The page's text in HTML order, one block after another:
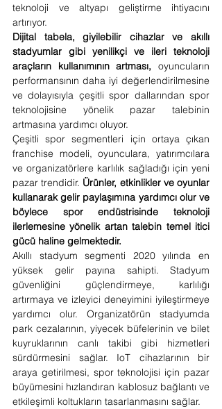
teknoloji ve altyapı geliştirme ihtiyacını
artırıyor.
Dijital tabela, giyilebilir cihazlar ve akıllı
stadyumlar gibi yenilikçi ve ileri teknoloji
araçların kullanımının artması, oyuncuların
performansının daha iyi değerlendirilmesine
ve dolayısıyla çeşitli spor dallarından spor
teknolojisine yönelik pazar talebinin
artmasına yardımcı oluyor.
Çeşitli spor segmentleri için ortaya çıkan
franchise modeli, oyunculara, yatırımcılara
ve organizatörlere karlılık sağladığı için yeni
pazar trendidir. Ürünler, etkinlikler ve oyunlar
kullanarak gelir paylaşımına yardımcı olur ve
böylece spor endüstrisinde teknoloji
ilerlemesine yönelik artan talebin temel itici
gücü haline gelmektedir.
Akıllı stadyum segmenti 2020 yılında en
yüksek gelir payına sahipti. Stadyum
güvenliğini güçlendirmeye, karlılığı
artırmaya ve izleyici deneyimini iyileştirmeye
yardımcı olur. Organizatörün stadyumda
park cezalarının, yiyecek büfelerinin ve bilet
kuyruklarının canlı takibi gibi hizmetleri
sürdürmesini sağlar. IoT cihazlarının bir
araya getirilmesi, spor teknolojisi için pazar
büyümesini hızlandıran kablosuz bağlantı ve
etkileşimli koltukların tasarlanmasını sağlar.